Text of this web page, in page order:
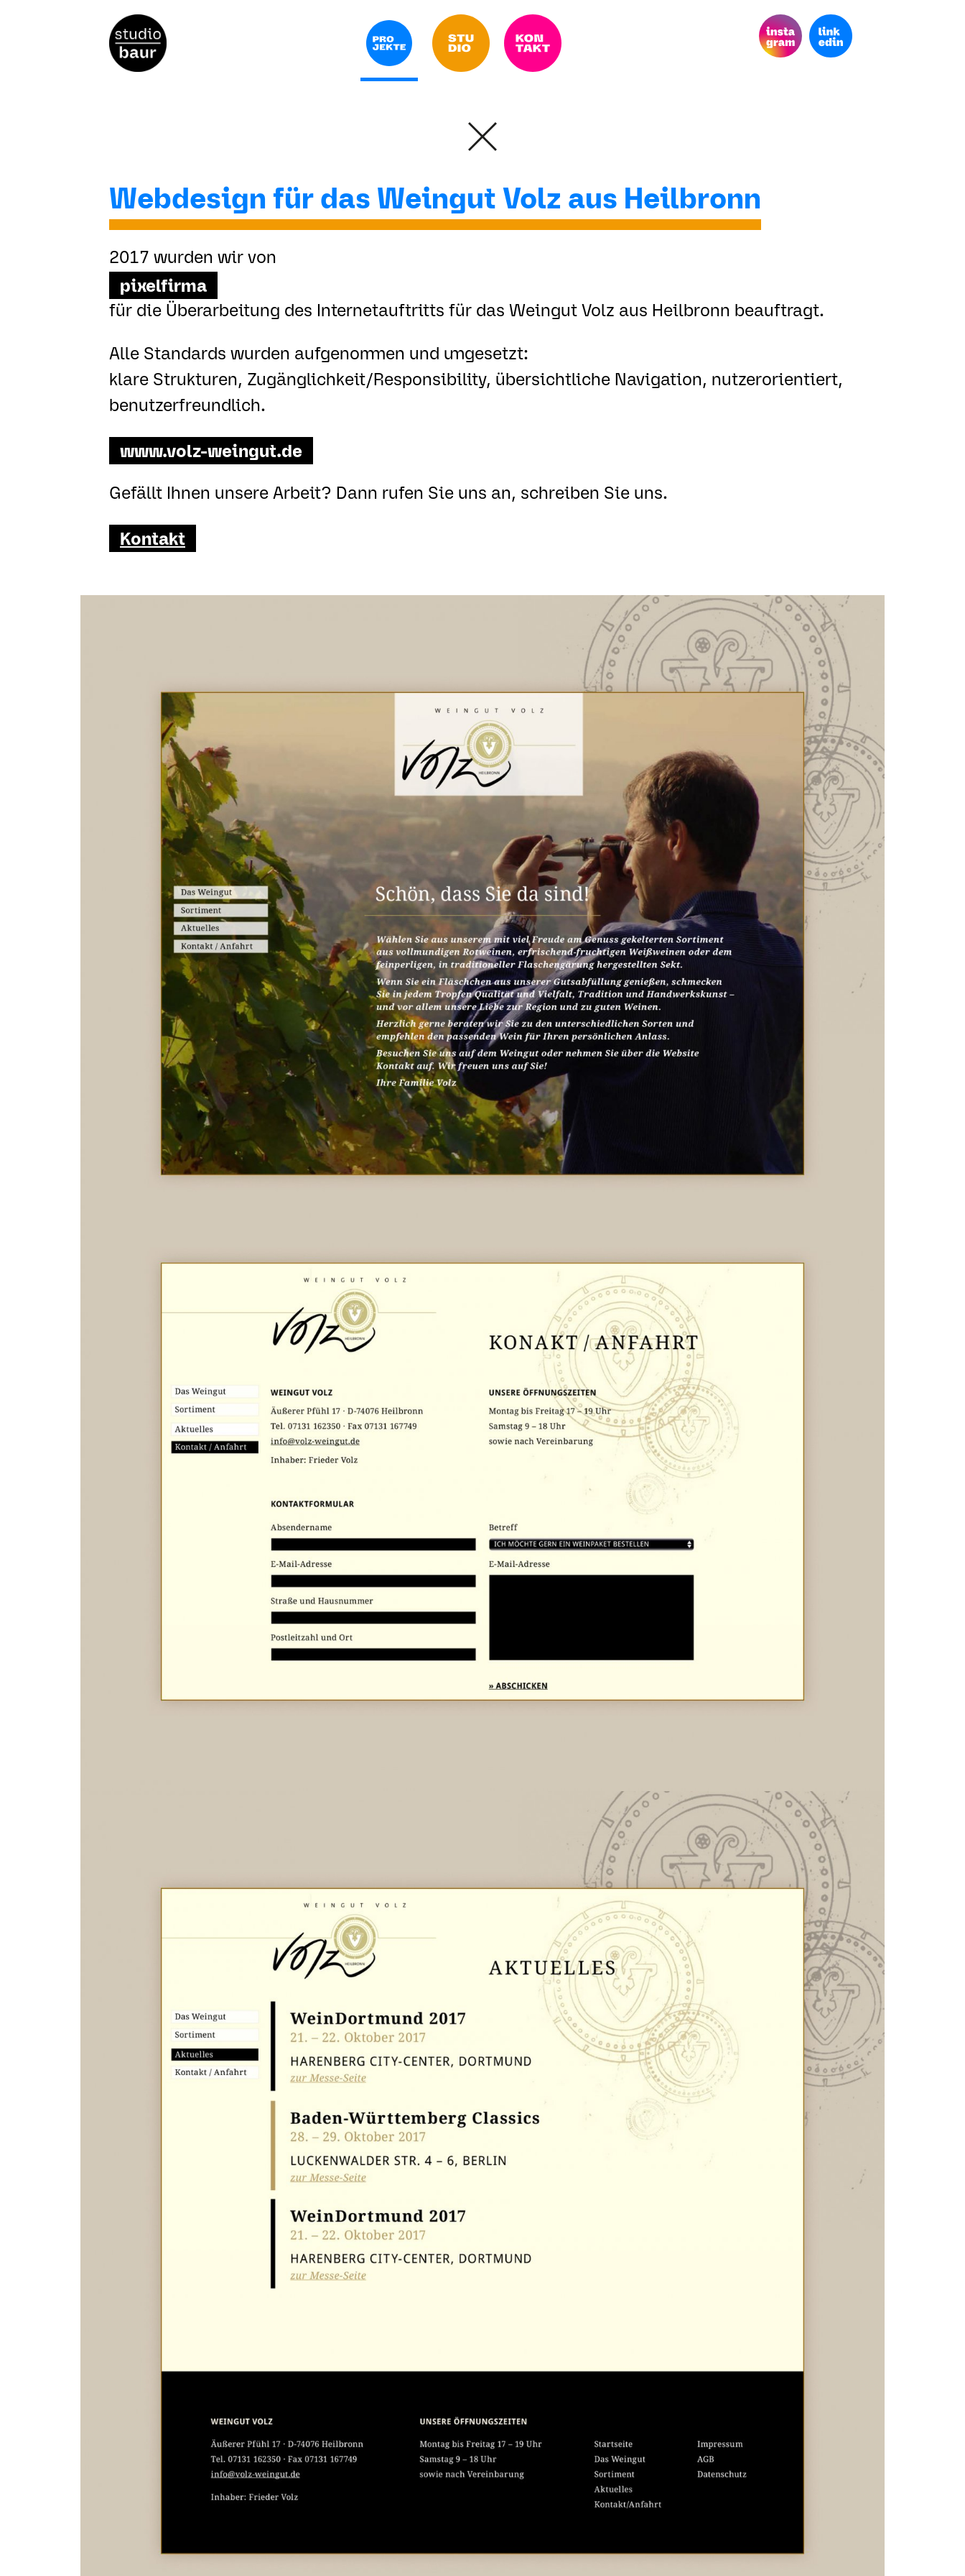
Webdesign für das Weingut Volz aus Heilbronn
2017 wurden wir von
pixelfirma
für die Überarbeitung des Internetauftritts für das Weingut Volz aus Heilbronn beauftragt.
Alle Standards wurden aufgenommen und umgesetzt:
klare Strukturen, Zugänglichkeit/Responsibility, übersichtliche Navigation, nutzerorientiert,
benutzerfreundlich.
www.volz-weingut.de
Gefällt Ihnen unsere Arbeit? Dann rufen Sie uns an, schreiben Sie uns.
Kontakt